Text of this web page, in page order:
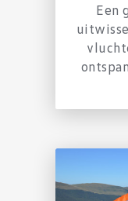
Een